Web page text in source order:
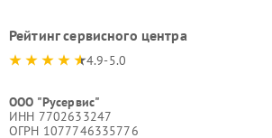
Рейтинг сервисного центра
4.9-5.0
ООО "Русервис"
ИНН 7702633247
ОГРН 1077746335776